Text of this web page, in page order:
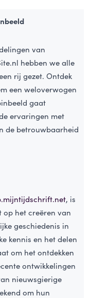
van
hebben we alle
rij gezet. Ontdek
een weloverwogen
gaat
ervaringen met
de betrouwbaarheid
, is
op het creëren van
geschiedenis in
kennis en het delen
om het ontdekken
ontwikkelingen
nieuwsgierige
om hun